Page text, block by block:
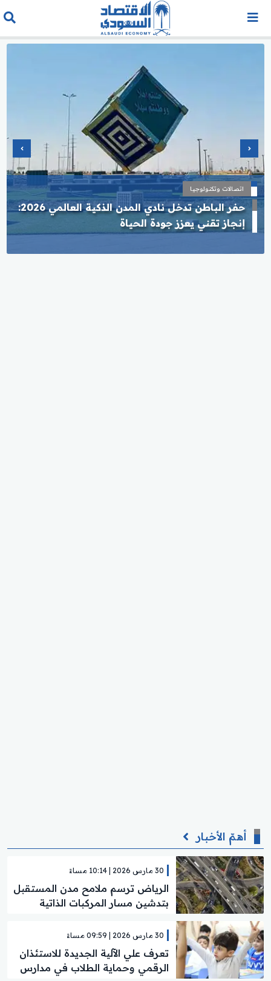
اتصالات وتكنولوجيا
حفر الباطن تدخل نادي المدن الذكية العالمي 2026:
إنجاز تقني يعزز جودة الحياة
أهمّ الأخبار
30 مارس 2026 | 10:14 مساءً
الرياض ترسم ملامح مدن المستقبل
بتدشين مسار المركبات الذاتية
30 مارس 2026 | 09:59 مساءً
تعرف علي الآلية الجديدة للاستئذان
الرقمي وحماية الطلاب في مدارس